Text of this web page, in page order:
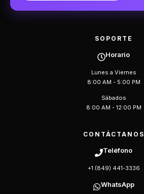
SOPORTE
Horario
Lunes a Viernes
8:00 AM - 5:00 PM
Sábados
8:00 AM - 12:00 PM
CONTÁCTANOS
Teléfono
+1 (849) 441-3336
WhatsApp